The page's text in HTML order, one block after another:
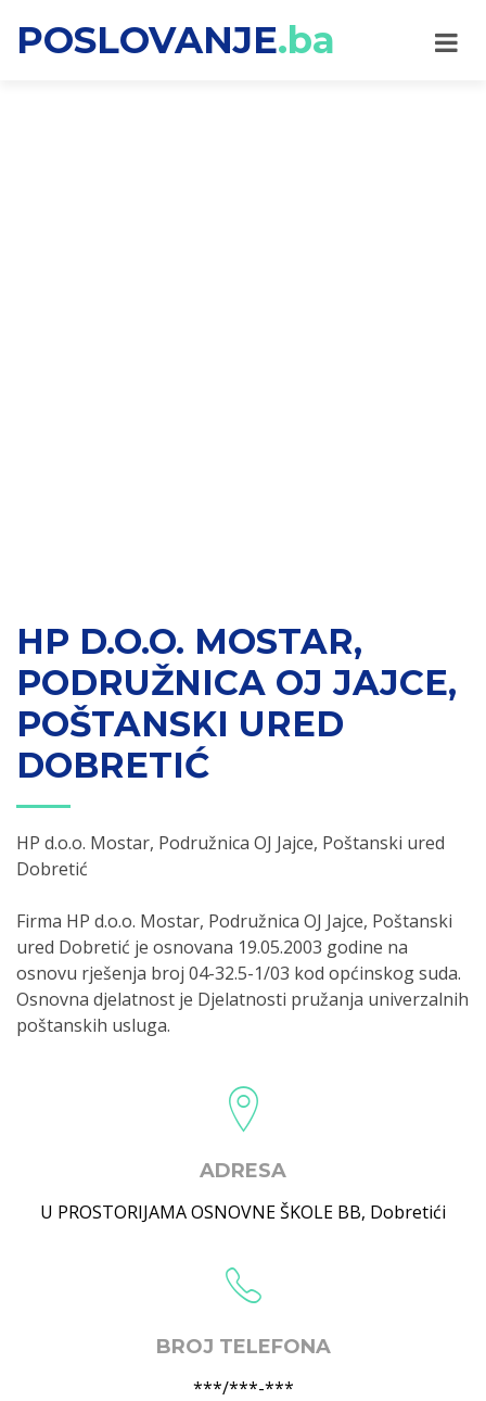
POSLOVANJE.ba
HP D.O.O. MOSTAR,
PODRUŽNICA OJ JAJCE,
POŠTANSKI URED
DOBRETIĆ
HP d.o.o. Mostar, Podružnica OJ Jajce, Poštanski ured
Dobretić
Firma HP d.o.o. Mostar, Podružnica OJ Jajce, Poštanski
ured Dobretić je osnovana 19.05.2003 godine na
osnovu rješenja broj 04-32.5-1/03 kod općinskog suda.
Osnovna djelatnost je Djelatnosti pružanja univerzalnih
poštanskih usluga.
ADRESA
U PROSTORIJAMA OSNOVNE ŠKOLE BB, Dobretići
BROJ TELEFONA
***/***-***